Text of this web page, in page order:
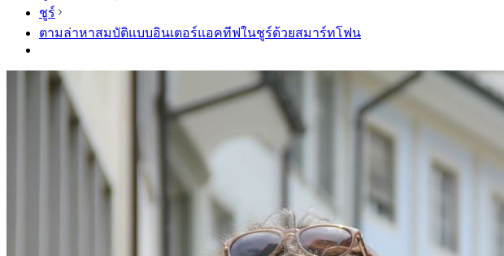
ชูร์
ตามล่าหาสมบัติแบบอินเตอร์แอคทีฟในชูร์ด้วยสมาร์ทโฟน